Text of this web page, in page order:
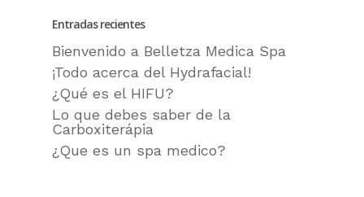
Entradas recientes
Bienvenido a Belletza Medica Spa
¡Todo acerca del Hydrafacial!
¿Qué es el HIFU?
Lo que debes saber de la
Carboxiterápia
¿Que es un spa medico?